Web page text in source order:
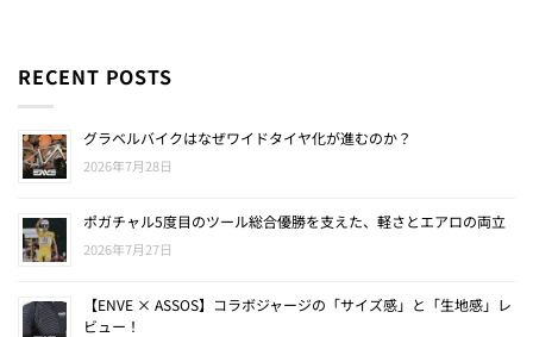
RECENT POSTS
グラベルバイクはなぜワイドタイヤ化が進むのか？
2026年7月28日
ポガチャル5度目のツール総合優勝を支えた、軽さとエアロの両立
2026年7月27日
【ENVE × ASSOS】コラボジャージの「サイズ感」と「生地感」レ
ビュー！